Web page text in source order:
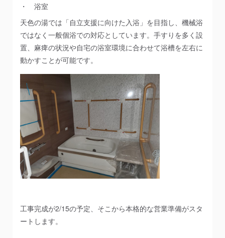
・ 浴室
天色の湯では「自立支援に向けた入浴」を目指し、機械浴
ではなく一般個浴での対応としています。手すりを多く設
置、麻痺の状況や自宅の浴室環境に合わせて浴槽を左右に
動かすことが可能です。
工事完成が2/15の予定、そこから本格的な営業準備がスタ
ートします。